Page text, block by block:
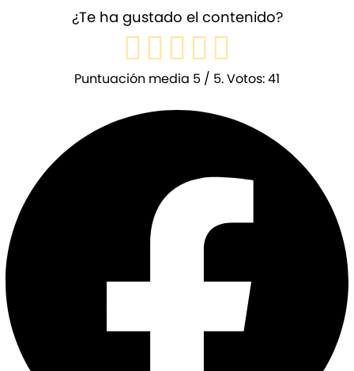
¿Te ha gustado el contenido?
Puntuación media 5 / 5. Votos:41